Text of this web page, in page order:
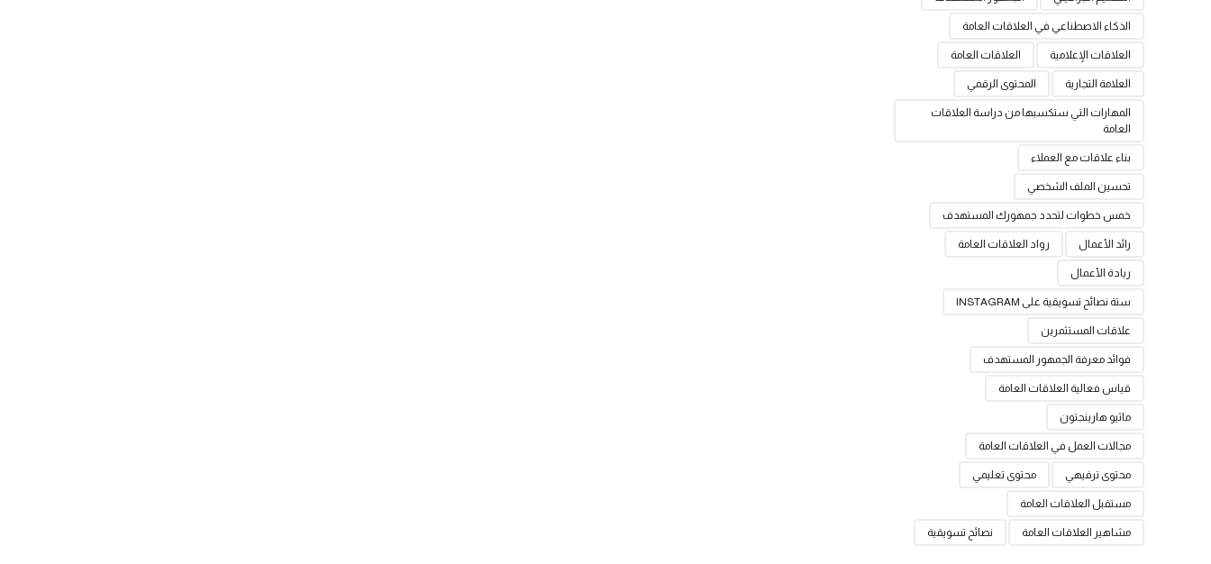
الذكاء الاصطناعي في العلاقات العامة
العلاقات الإعلامية العلاقات العامة
العلامة التجارية المحتوى الرقمي
المهارات التي ستكسبها من دراسة العلاقات
العامة
بناء علاقات مع العملاء
تحسين الملف الشخصي
خمس خطوات لتحدد جمهورك المستهدف
رائد الأعمال رواد العلاقات العامة
ريادة الأعمال
ستة نصائح تسويقية على INSTAGRAM
علاقات المستثمرين
فوائد معرفة الجمهور المستهدف
قياس فعالية العلاقات العامة
ماثيو هارينجتون
مجالات العمل في العلاقات العامة
محتوى ترفيهي محتوى تعليمي
مستقبل العلاقات العامة
مشاهير العلاقات العامة نصائح تسويقية